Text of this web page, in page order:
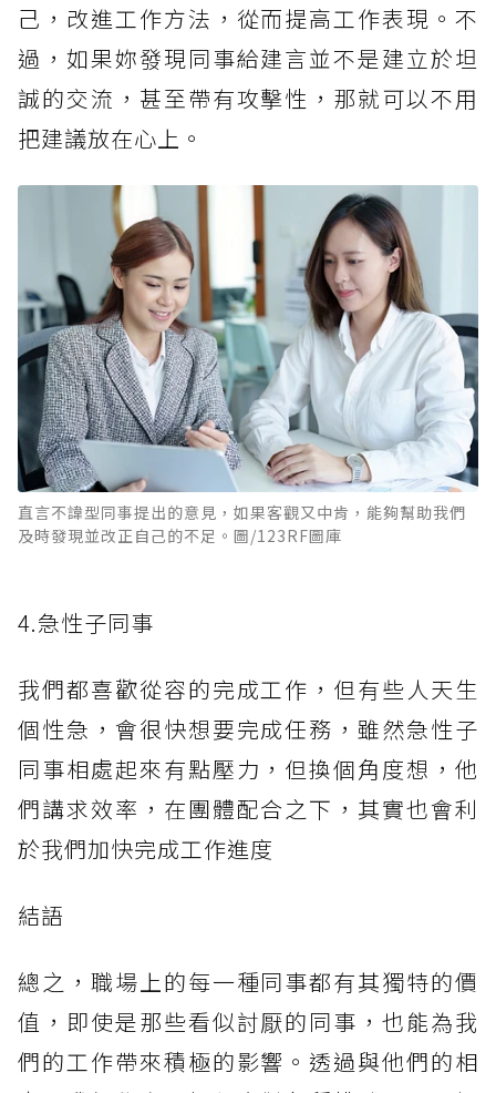
己，改進工作方法，從而提高工作表現。不
過，如果妳發現同事給建言並不是建立於坦
誠的交流，甚至帶有攻擊性，那就可以不用
把建議放在心上。
直言不諱型同事提出的意見，如果客觀又中肯，能夠幫助我們
及時發現並改正自己的不足。圖/123RF圖庫
4.急性子同事
我們都喜歡從容的完成工作，但有些人天生
個性急，會很快想要完成任務，雖然急性子
同事相處起來有點壓力，但換個角度想，他
們講求效率，在團體配合之下，其實也會利
於我們加快完成工作進度
結語
總之，職場上的每一種同事都有其獨特的價
值，即使是那些看似討厭的同事，也能為我
們的工作帶來積極的影響。透過與他們的相